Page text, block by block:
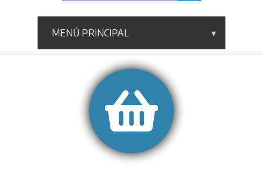
MENÚ PRINCIPAL ▾